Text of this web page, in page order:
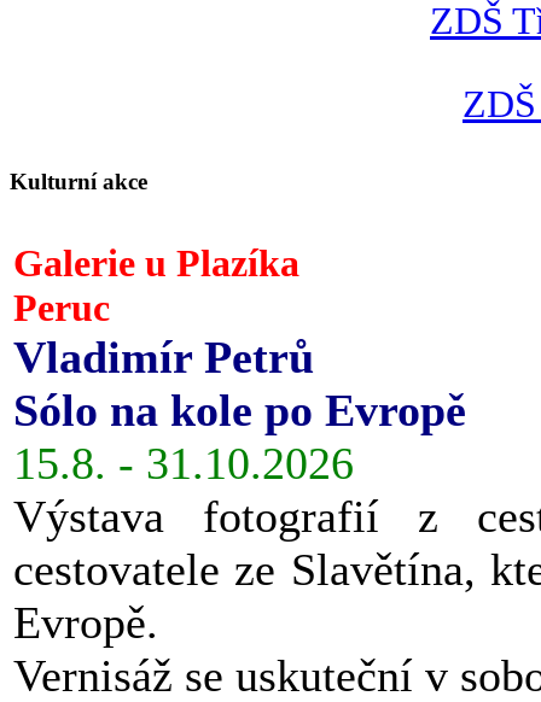
ZDŠ
Kulturní akce
Galerie u Plazíka
Peruc
Vladimír Petrů
Sólo na kole po Evropě
15.8. - 31.10.2026
Výstava fotografií z
cestovatele ze Slavětína,
Evropě.
Vernisáž se uskuteční v